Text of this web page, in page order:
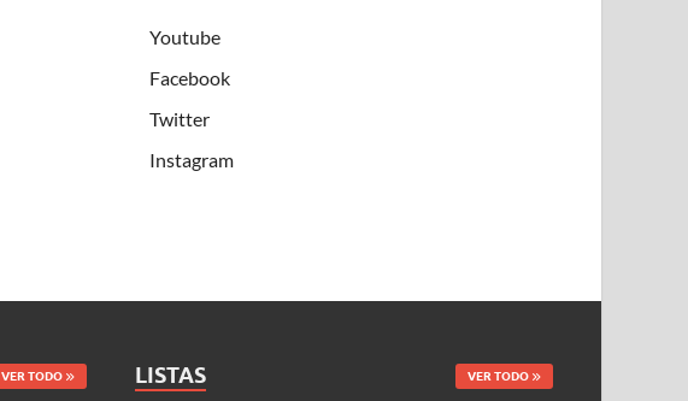
Youtube
Facebook
Twitter
Instagram
VER TODO LISTAS VER TODO